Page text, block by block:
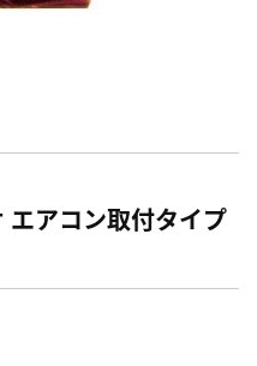
エアコン取付タイプ